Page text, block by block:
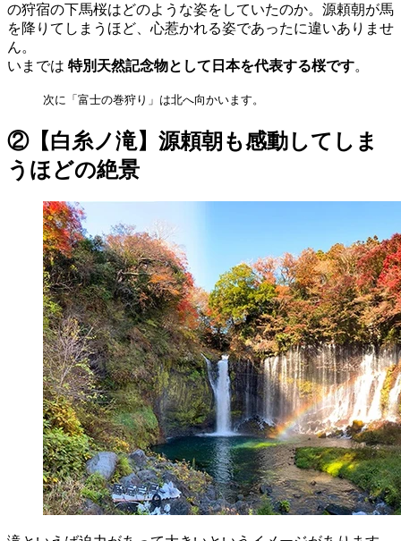
の狩宿の下馬桜はどのような姿をしていたのか。源頼朝が馬
を降りてしまうほど、心惹かれる姿であったに違いありませ
ん。
いまでは 特別天然記念物として日本を代表する桜です。
次に「富士の巻狩り」は北へ向かいます。
②【白糸ノ滝】源頼朝も感動してしま
うほどの絶景